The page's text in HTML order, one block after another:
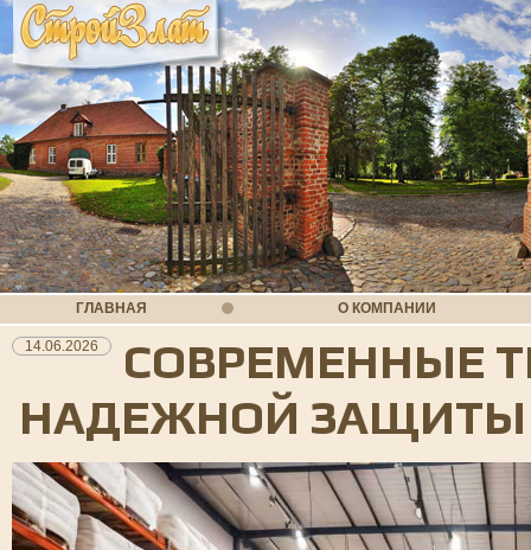
ГЛАВНАЯ О КОМПАНИИ
14.06.2026
СОВРЕМЕННЫЕ
НАДЕЖНОЙ